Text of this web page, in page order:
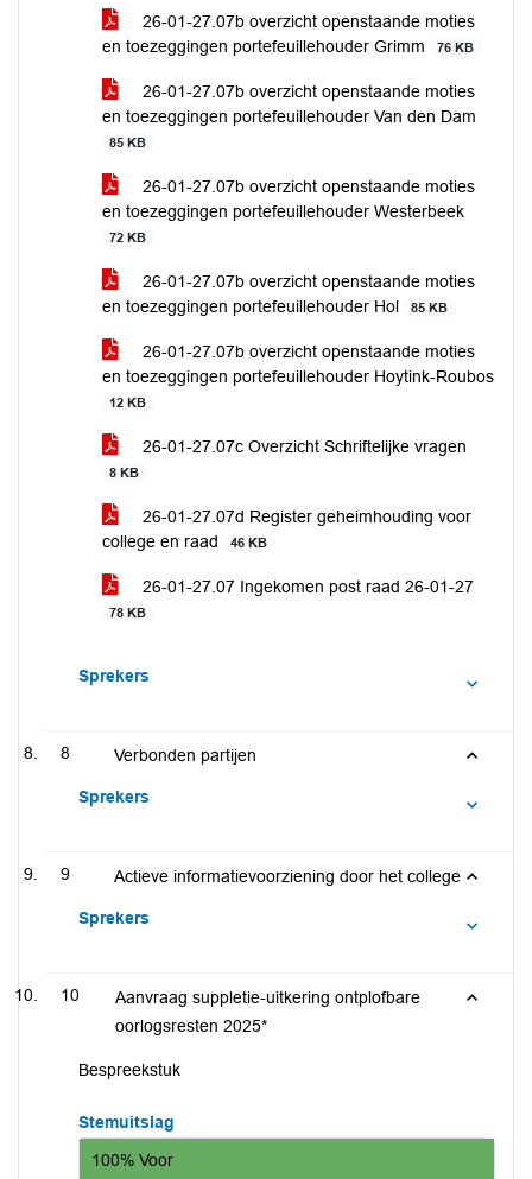
26-01-27.07b overzicht openstaande moties
en toezeggingen portefeuillehouder Grimm
76 KB
26-01-27.07b overzicht openstaande moties
en toezeggingen portefeuillehouder Van den Dam
85 KB
26-01-27.07b overzicht openstaande moties
en toezeggingen portefeuillehouder Westerbeek
72 KB
26-01-27.07b overzicht openstaande moties
en toezeggingen portefeuillehouder Hol
85 KB
26-01-27.07b overzicht openstaande moties
en toezeggingen portefeuillehouder Hoytink-Roubos
12 KB
26-01-27.07c Overzicht Schriftelijke vragen
8 KB
26-01-27.07d Register geheimhouding voor
college en raad
46 KB
26-01-27.07 Ingekomen post raad 26-01-27
78 KB
Sprekers
8 Verbonden partijen
Sprekers
9 Actieve informatievoorziening door het college
Sprekers
10
Aanvraag suppletie-uitkering ontplofbare
oorlogsresten 2025*
Bespreekstuk
Stemuitslag
100% Voor